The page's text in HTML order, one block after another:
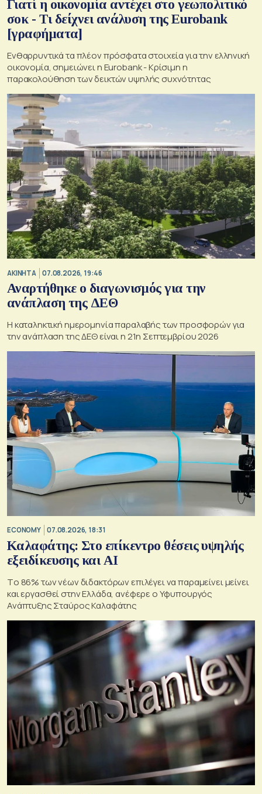
Γιατί η οικονομία αντέχει στο γεωπολιτικό
σοκ - Τι δείχνει ανάλυση της Eurobank
[γραφήματα]
Ενθαρρυντικά τα πλέον πρόσφατα στοιχεία για την ελληνική
οικονομία, σημειώνει η Eurobank - Kρίσιμη η
παρακολούθηση των δεικτών υψηλής συχνότητας
ΑΚΙΝΗΤΑ 07.08.2026, 19:46
Αναρτήθηκε ο διαγωνισμός για την
ανάπλαση της ΔΕΘ
Η καταληκτική ημερομηνία παραλαβής των προσφορών για
την ανάπλαση της ΔΕΘ είναι η 21η Σεπτεμβρίου 2026
ECONOMY 07.08.2026, 18:31
Καλαφάτης: Στο επίκεντρο θέσεις υψηλής
εξειδίκευσης και AI
Tο 86% των νέων διδακτόρων επιλέγει να παραμείνει μείνει
και εργασθεί στην Ελλάδα, ανέφερε ο Υφυπουργός
Ανάπτυξης Σταύρος Καλαφάτης